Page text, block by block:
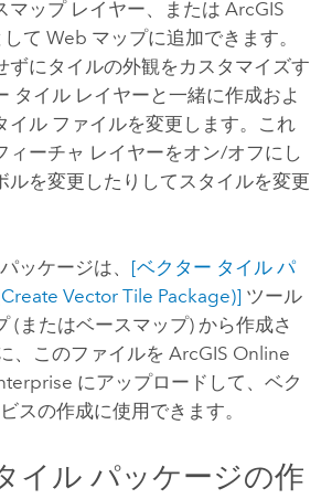
マップ レイヤー、または ArcGIS
て Web マップに追加できます。
ずにタイルの外観をカスタマイズす
タイル レイヤーと一緒に作成およ
イル ファイルを変更します。これ
ィーチャ レイヤーをオン/オフにし
ルを変更したりしてスタイルを変更
ッケージは、 [ベクター タイル パ
Vector Tile Package)]ツール
(またはベースマップ) から作成さ
、このファイルを ArcGIS Online
にアップロードして、ベク
スの作成に使用できます。
イル パッケージの作